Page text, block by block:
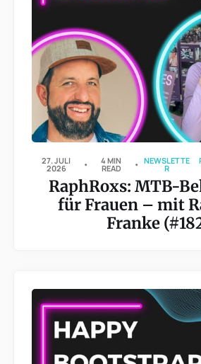
27. JULI
2026
4 MIN
READ
NEWSLETTE
R
RaphRoxs: MTB-
für Frauen – mit
Franke